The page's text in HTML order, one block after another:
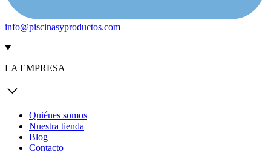
info@piscinasyproductos.com
LA EMPRESA
Quiénes somos
Nuestra tienda
Blog
Contacto